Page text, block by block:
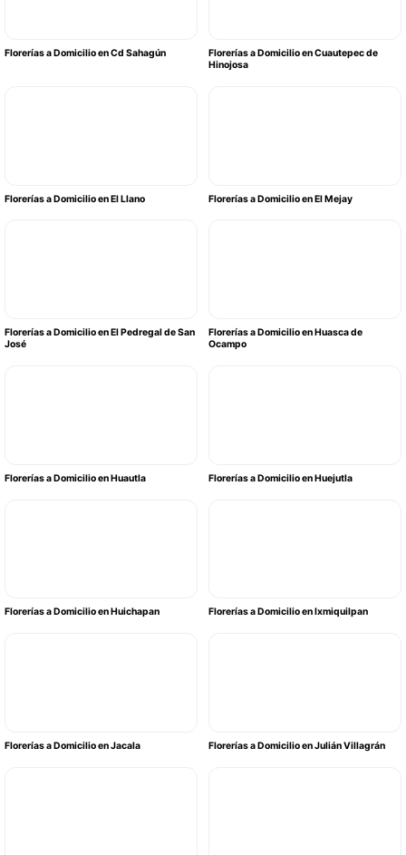
Florerías a Domicilio en Cd Sahagún
Florerías a Domicilio en Cuautepec de
Hinojosa
Florerías a Domicilio en El Llano Florerías a Domicilio en El Mejay
Florerías a Domicilio en El Pedregal de San
José
Florerías a Domicilio en Huasca de
Ocampo
Florerías a Domicilio en Huautla Florerías a Domicilio en Huejutla
Florerías a Domicilio en Huichapan Florerías a Domicilio en Ixmiquilpan
Florerías a Domicilio en Jacala Florerías a Domicilio en Julián Villagrán